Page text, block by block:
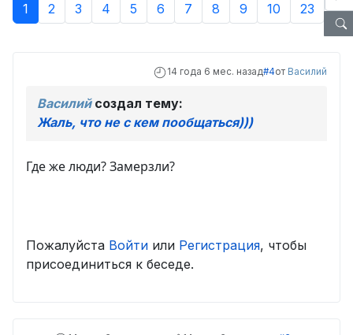
1 2 3 4 5 6 7 8 9 10 23
14 года 6 мес. назад#4от Василий
Василийсоздал тему:
Жаль, что не с кем пообщаться)))
Где же люди? Замерзли?
Пожалуйста Войти или Регистрация, чтобы
присоединиться к беседе.